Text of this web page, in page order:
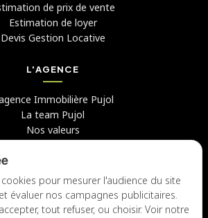
de prix de vente
Estimation de loyer
Devis Gestion Locative
L'AGENCE
Immobilière Pujol
La team Pujol
Nos valeurs
Candidater chez nous
NOUS CONTACTER
pour mesurer l'audience du site
évaluer nos campagnes publicitaires.
tout refuser, ou choisir. Voir notre